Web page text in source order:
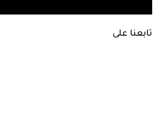
تابعنا على